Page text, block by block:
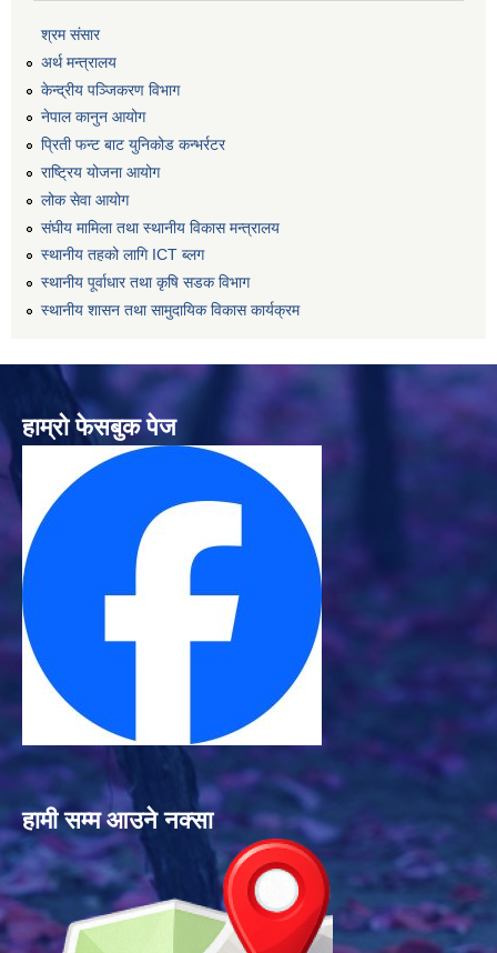
श्रम संसार
अर्थ मन्त्रालय
केन्द्रीय पञ्जिकरण विभाग
नेपाल कानुन आयोग
प्रिती फन्ट बाट युनिकोड कन्भर्रटर
राष्ट्रिय योजना आयोग
लोक सेवा आयोग
संघीय मामिला तथा स्थानीय विकास मन्त्रालय
स्थानीय तहको लागि ICT ब्लग
स्थानीय पूर्वाधार तथा कृषि सडक विभाग
स्थानीय शासन तथा सामुदायिक विकास कार्यक्रम
हाम्रो फेसबुक पेज
हामी सम्म आउने नक्सा